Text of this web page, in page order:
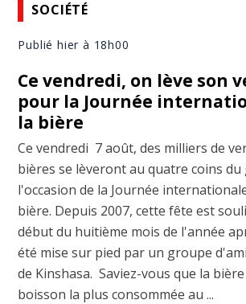
SOCIÉTÉ
Publié hier à 18h00
Ce vendredi, on lève son
pour la Journée
la bière
Ce vendredi 7 août, des milliers de
bières se lèveront au quatre coins du
l'occasion de la Journée
bière. Depuis 2007, cette fête est
début du huitième mois de l'année
été mise sur pied par un groupe
de Kinshasa. Saviez-vous que la
boisson la plus consommée au ...